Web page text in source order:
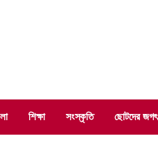
শিক্ষা সংস্কৃতি ছোটদের জগৎ